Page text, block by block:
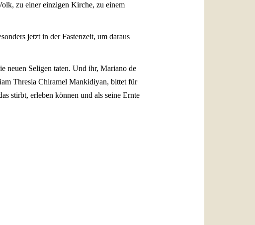
zu einer einzigen Kirche, zu einem
jetzt in der Fastenzeit, um daraus
neuen Seligen taten. Und ihr, Mariano de
Thresia Chiramel Mankidiyan, bittet für
stirbt, erleben können und als seine Ernte